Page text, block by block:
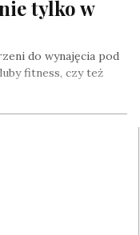
tylko w
do wynajęcia pod
fitness, czy też